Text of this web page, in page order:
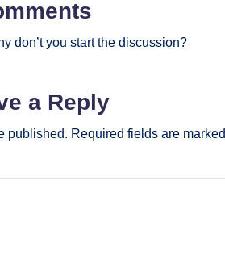
don’t you start the discussion?
a Reply
published. Required fields are marked